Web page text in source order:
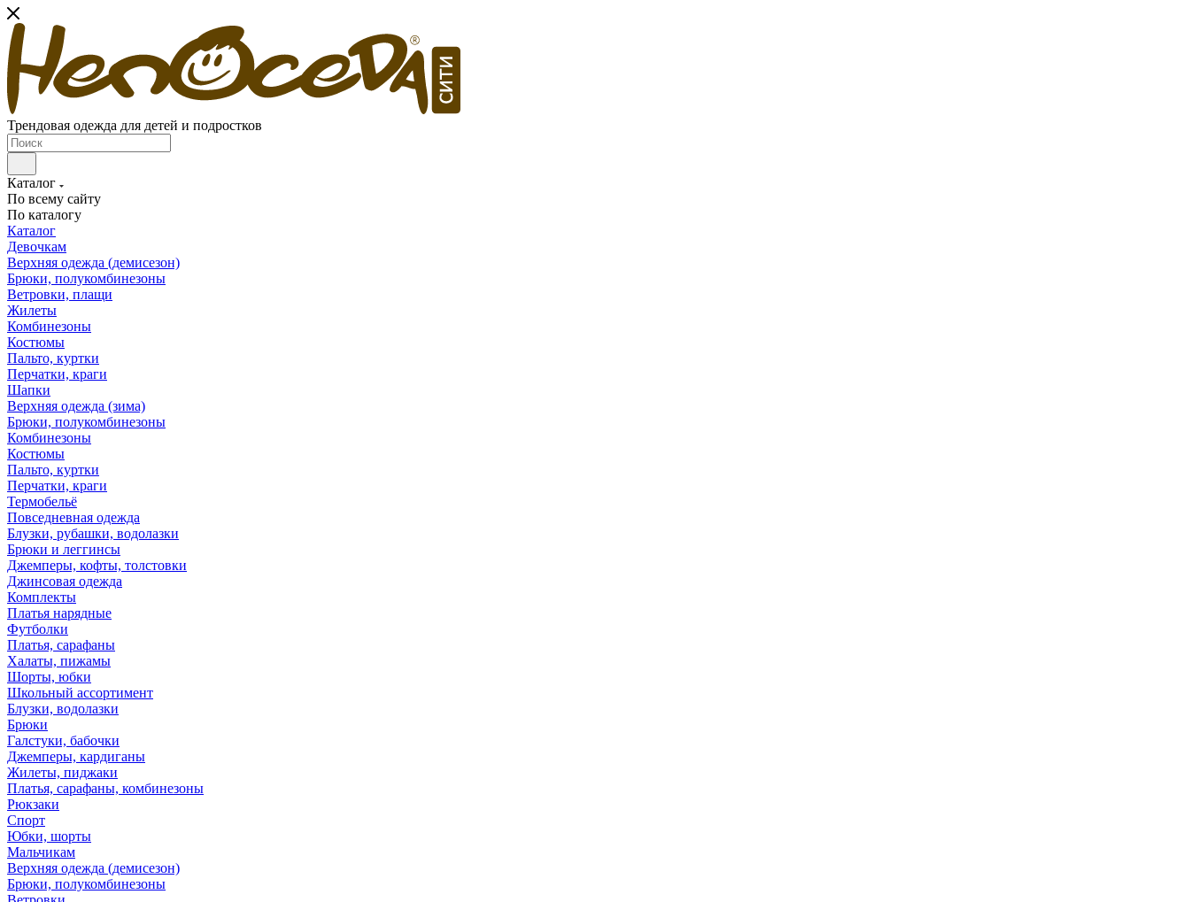
Трендовая одежда для детей и подростков
Каталог
По всему сайту
По каталогу
Каталог
Девочкам
Верхняя одежда (демисезон)
Брюки, полукомбинезоны
Ветровки, плащи
Жилеты
Комбинезоны
Костюмы
Пальто, куртки
Перчатки, краги
Шапки
Верхняя одежда (зима)
Брюки, полукомбинезоны
Комбинезоны
Костюмы
Пальто, куртки
Перчатки, краги
Термобельё
Повседневная одежда
Блузки, рубашки, водолазки
Брюки и леггинсы
Джемперы, кофты, толстовки
Джинсовая одежда
Комплекты
Платья нарядные
Футболки
Платья, сарафаны
Халаты, пижамы
Шорты, юбки
Школьный ассортимент
Блузки, водолазки
Брюки
Галстуки, бабочки
Джемперы, кардиганы
Жилеты, пиджаки
Платья, сарафаны, комбинезоны
Рюкзаки
Спорт
Юбки, шорты
Мальчикам
Верхняя одежда (демисезон)
Брюки, полукомбинезоны